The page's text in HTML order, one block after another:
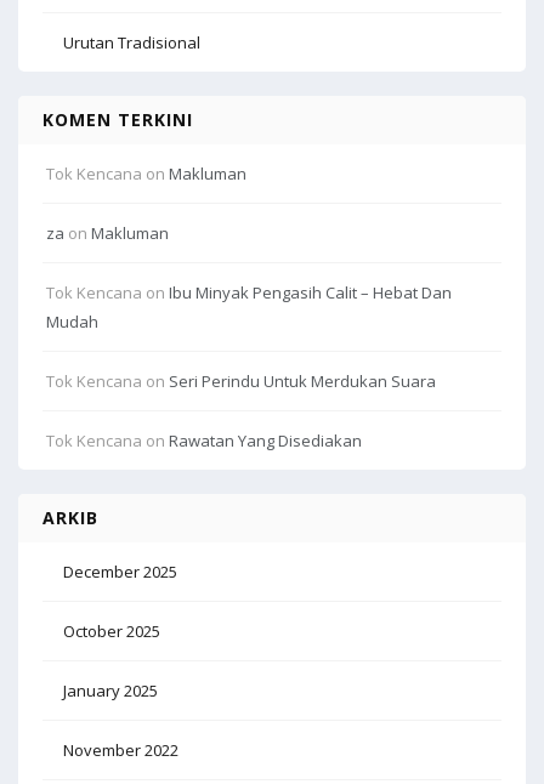
Urutan Tradisional
KOMEN TERKINI
Tok Kencana on Makluman
za on Makluman
Tok Kencana on Ibu Minyak Pengasih Calit – Hebat Dan
Mudah
Tok Kencana on Seri Perindu Untuk Merdukan Suara
Tok Kencana on Rawatan Yang Disediakan
ARKIB
December 2025
October 2025
January 2025
November 2022